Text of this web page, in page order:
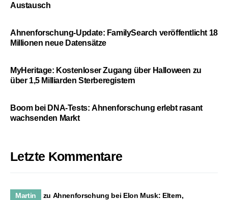
Austausch
Ahnenforschung-Update: FamilySearch veröffentlicht 18
Millionen neue Datensätze
MyHeritage: Kostenloser Zugang über Halloween zu
über 1,5 Milliarden Sterberegistern
Boom bei DNA-Tests: Ahnenforschung erlebt rasant
wachsenden Markt
Letzte Kommentare
Martin zu Ahnenforschung bei Elon Musk: Eltern,